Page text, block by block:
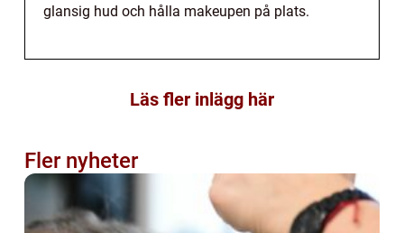
glansig hud och hålla makeupen på plats.
Läs fler inlägg här
Fler nyheter